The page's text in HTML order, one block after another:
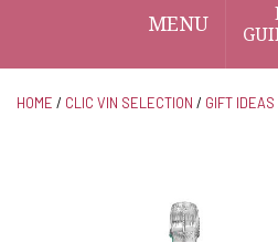
MENU
HOME / CLIC VIN SELECTION / GIFT IDEAS